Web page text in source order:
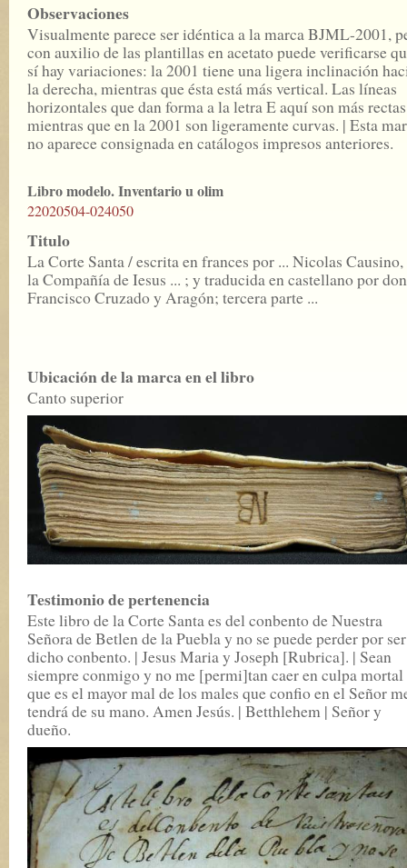
Observaciones
Visualmente parece ser idéntica a la marca BJML-2001,
con auxilio de las plantillas en acetato puede verificarse
sí hay variaciones: la 2001 tiene una ligera inclinación
la derecha, mientras que ésta está más vertical. Las líneas
horizontales que dan forma a la letra E aquí son más
mientras que en la 2001 son ligeramente curvas. | Esta
no aparece consignada en catálogos impresos anteriores.
Libro modelo. Inventario u olim
22020504-024050
Titulo
La Corte Santa / escrita en frances por ... Nicolas Causino,
la Compañía de Iesus ... ; y traducida en castellano por don
Francisco Cruzado y Aragón; tercera parte ...
Ubicación de la marca en el libro
Canto superior
Testimonio de pertenencia
Este libro de la Corte Santa es del conbento de Nuestra
Señora de Betlen de la Puebla y no se puede perder por
dicho conbento. | Jesus Maria y Joseph [Rubrica]. | Sean
siempre conmigo y no me [permi]tan caer en culpa mortal
que es el mayor mal de los males que confio en el Señor
tendrá de su mano. Amen Jesús. | Betthlehem | Señor y
dueño.